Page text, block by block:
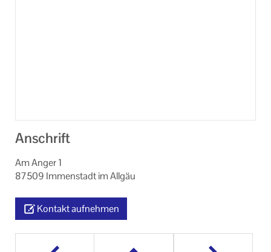
Anschrift
Am Anger 1
87509 Immenstadt im Allgäu
Kontakt aufnehmen